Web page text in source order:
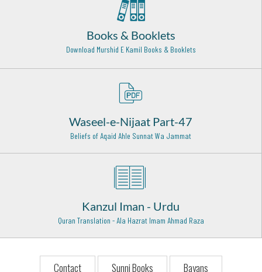
Hazrat Shah Rukn-e-Alam Rehmat Ullah Alaih
alaih)
Hazrat Haji Ali Soharwardi Rehma Ullah Alaih
Hazrat Khawaja Qutbuddin Bakhtyar Kaki Rehmat Ullah
Alaih
Hazrat Sarkar Ghous-e-Azam Rehmat ullah Alaih
Hazrat Syed Shah Muhammad Ghous Qadri Lahori
Rehmat ullah Alaih
Books & Booklets
Download Murshid E Kamil Books & Booklets
Waseel-e-Nijaat Part-47
Beliefs of Aqaid Ahle Sunnat Wa Jammat
Kanzul Iman - Urdu
Quran Translation - Ala Hazrat Imam Ahmad Raza
Contact Sunni Books Bayans